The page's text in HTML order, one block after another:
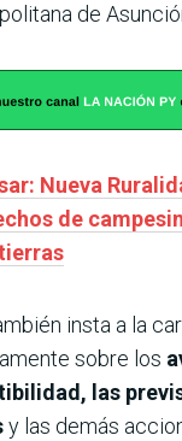
de
Nueva
de
insta a la
sobre los
las
y las demás